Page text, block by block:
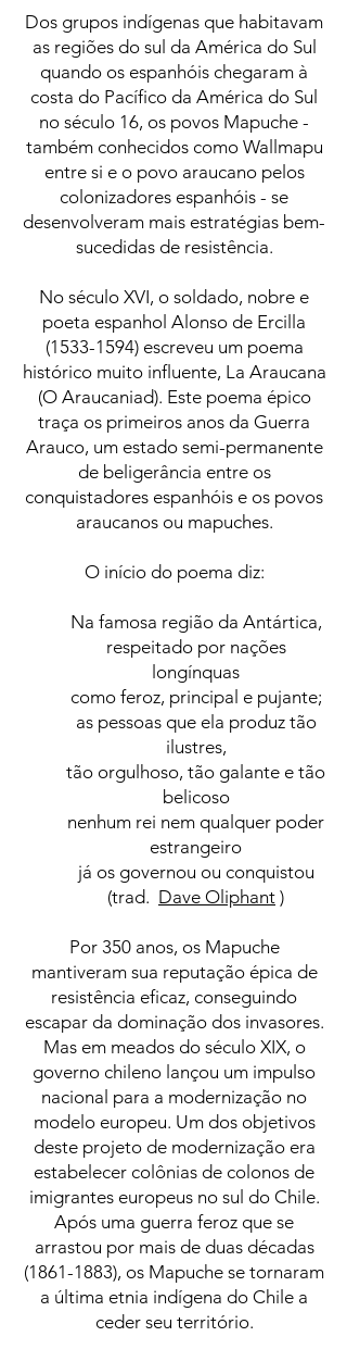
Dos grupos indígenas que habitavam
as regiões do sul da América do Sul
quando os espanhóis chegaram à
costa do Pacífico da América do Sul
no século 16, os povos Mapuche -
também conhecidos como Wallmapu
entre si e o povo araucano pelos
colonizadores espanhóis - se
desenvolveram mais estratégias bem-
sucedidas de resistência.
No século XVI, o soldado, nobre e
poeta espanhol Alonso de Ercilla
(1533-1594)escreveu um poema
histórico muito influente, La Araucana
(O Araucaniad). Este poema épico
traça os primeiros anos da Guerra
Arauco, um estado semi-permanente
de beligerância entre os
conquistadores espanhóis e os povos
araucanos ou mapuches.
O início do poema diz:
Na famosa região da Antártica,
respeitado por nações
longínquas
como feroz, principal e pujante;
as pessoas que ela produz tão
ilustres,
tão orgulhoso, tão galante e tão
belicoso
nenhum rei nem qualquer poder
estrangeiro
já os governou ou conquistou
(trad. Dave Oliphant )
Por 350 anos, os Mapuche
mantiveram sua reputação épica de
resistência eficaz, conseguindo
escapar da dominação dos invasores.
Mas em meados do século XIX, o
governo chileno lançou um impulso
nacional para a modernização no
modelo europeu. Um dos objetivos
deste projeto de modernização era
estabelecer colônias de colonos de
imigrantes europeus no sul do Chile.
Após uma guerra feroz que se
arrastou por mais de duas décadas
(1861-1883), os Mapuche se tornaram
a última etnia indígena do Chile a
ceder seu território.